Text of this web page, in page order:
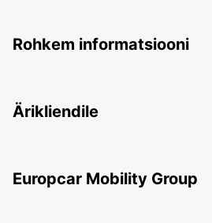
Rohkem informatsiooni
Ärikliendile
Europcar Mobility Group